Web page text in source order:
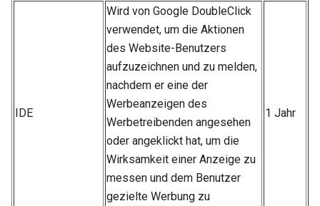
IDE
Wird von Google DoubleClick
verwendet, um die Aktionen
des Website-Benutzers
aufzuzeichnen und zu melden,
nachdem er eine der
Werbeanzeigen des
Werbetreibenden angesehen
oder angeklickt hat, um die
Wirksamkeit einer Anzeige zu
messen und dem Benutzer
gezielte Werbung zu
1 Jahr